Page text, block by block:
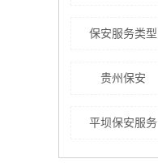
保安服务类型
贵州保安
平坝保安服务